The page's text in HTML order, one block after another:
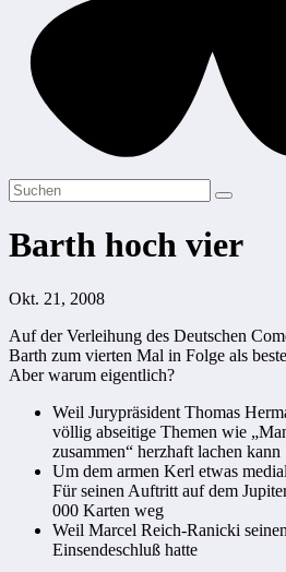
Barth hoch vier
Okt. 21, 2008
Auf der Verleihung des Deutschen
Barth zum vierten Mal in Folge als
Aber warum eigentlich?
Weil Jurypräsident Thomas
völlig abseitige Themen wie
zusammen“ herzhaft lachen kann
Um dem armen Kerl etwas
Für seinen Auftritt auf dem
000 Karten weg
Weil Marcel Reich-Ranicki
Einsendeschluß hatte